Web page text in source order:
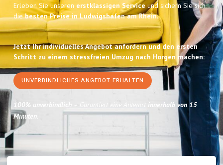
Erleben Sie unseren erstklassigen Serviceund sichern Sie sich
diebesten Preise in Ludwigshafen am Rhein.
Jetzt Ihr individuelles Angebot anfordern und den ersten
Schritt zu einem stressfreien Umzug nach Horgen machen:
UNVERBINDLICHES ANGEBOT ERHALTEN
100% unverbindlich – Garantiert eine Antwort
innerhalb von 15
Minuten.